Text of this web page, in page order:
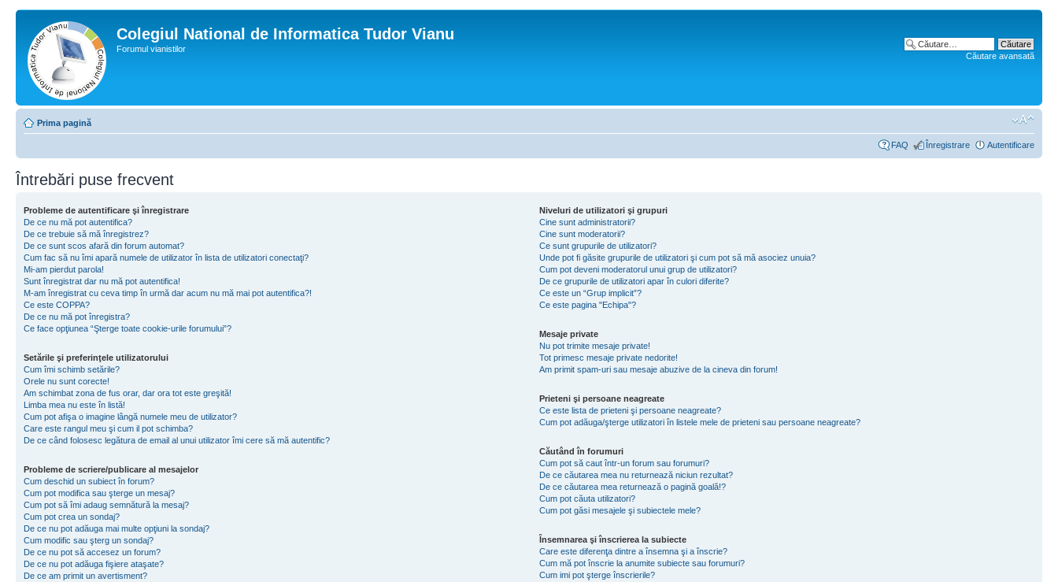
Colegiul National de Informatica Tudor Vianu
Forumul vianistilor
Căutare avansată
Prima pagină
FAQ Înregistrare Autentificare
Întrebări puse frecvent
Probleme de autentificare şi înregistrare
De ce nu mă pot autentifica?
De ce trebuie să mă înregistrez?
De ce sunt scos afară din forum automat?
Cum fac să nu îmi apară numele de utilizator în lista de utilizatori conectaţi?
Mi-am pierdut parola!
Sunt înregistrat dar nu mă pot autentifica!
M-am înregistrat cu ceva timp în urmă dar acum nu mă mai pot autentifica?!
Ce este COPPA?
De ce nu mă pot înregistra?
Ce face opţiunea “Şterge toate cookie-urile forumului”?
Setările şi preferinţele utilizatorului
Cum îmi schimb setările?
Orele nu sunt corecte!
Am schimbat zona de fus orar, dar ora tot este greşită!
Limba mea nu este în listă!
Cum pot afişa o imagine lângă numele meu de utilizator?
Care este rangul meu şi cum il pot schimba?
De ce când folosesc legătura de email al unui utilizator îmi cere să mă autentific?
Probleme de scriere/publicare al mesajelor
Cum deschid un subiect în forum?
Cum pot modifica sau şterge un mesaj?
Cum pot să îmi adaug semnătură la mesaj?
Cum pot crea un sondaj?
De ce nu pot adăuga mai multe opţiuni la sondaj?
Cum modific sau şterg un sondaj?
De ce nu pot să accesez un forum?
De ce nu pot adăuga fişiere ataşate?
De ce am primit un avertisment?
Niveluri de utilizatori şi grupuri
Cine sunt administratorii?
Cine sunt moderatorii?
Ce sunt grupurile de utilizatori?
Unde pot fi găsite grupurile de utilizatori şi cum pot să mă asociez unuia?
Cum pot deveni moderatorul unui grup de utilizatori?
De ce grupurile de utilizatori apar în culori diferite?
Ce este un “Grup implicit”?
Ce este pagina "Echipa"?
Mesaje private
Nu pot trimite mesaje private!
Tot primesc mesaje private nedorite!
Am primit spam-uri sau mesaje abuzive de la cineva din forum!
Prieteni şi persoane neagreate
Ce este lista de prieteni şi persoane neagreate?
Cum pot adăuga/şterge utilizatori în listele mele de prieteni sau persoane neagreate?
Căutând în forumuri
Cum pot să caut într-un forum sau forumuri?
De ce căutarea mea nu returnează niciun rezultat?
De ce căutarea mea returnează o pagină goală!?
Cum pot căuta utilizatori?
Cum pot găsi mesajele şi subiectele mele?
Însemnarea şi înscrierea la subiecte
Care este diferenţa dintre a însemna şi a înscrie?
Cum mă pot înscrie la anumite subiecte sau forumuri?
Cum imi pot şterge înscrierile?